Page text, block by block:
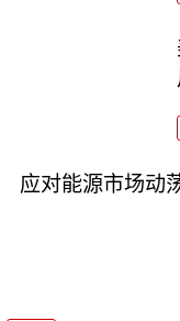
应对能源市场动